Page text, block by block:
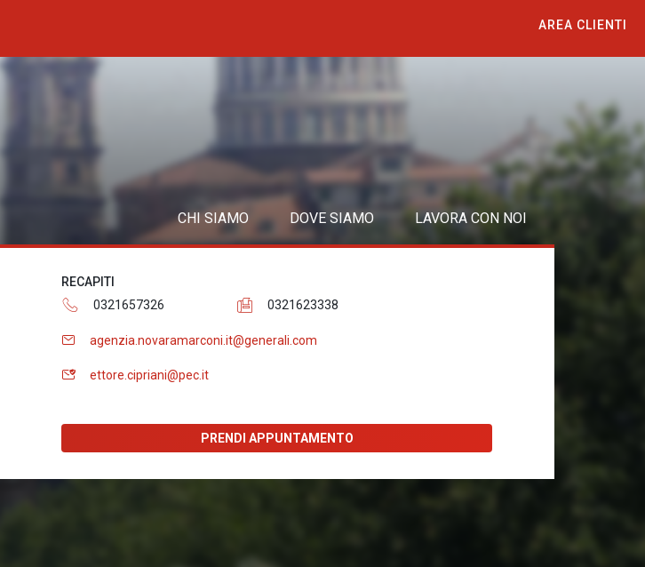
AREA CLIENTI
CHI SIAMO DOVE SIAMO LAVORA CON NOI
RECAPITI
0321657326
0321623338
agenzia.novaramarconi.it@generali.com
ettore.cipriani@pec.it
PRENDI APPUNTAMENTO